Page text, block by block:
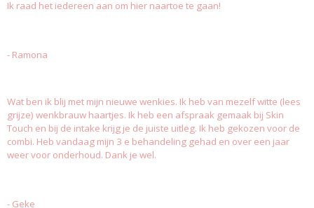
Ik raad het iedereen aan om hier naartoe te gaan!
- Ramona
Wat ben ik blij met mijn nieuwe wenkies. Ik heb van mezelf witte (lees
grijze) wenkbrauw haartjes. Ik heb een afspraak gemaak bij Skin
Touch en bij de intake krijg je de juiste uitleg. Ik heb gekozen voor de
combi. Heb vandaag mijn 3 e behandeling gehad en over een jaar
weer voor onderhoud. Dank je wel.
- Geke